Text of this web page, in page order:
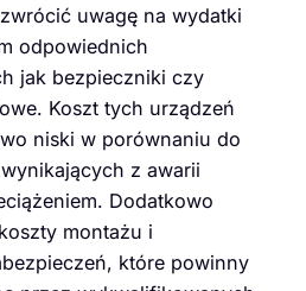
uwagę na wydatki
odpowiednich
jak bezpieczniki czy
Koszt tych urządzeń
niski w porównaniu do
z awarii
Dodatkowo
montażu i
które powinny